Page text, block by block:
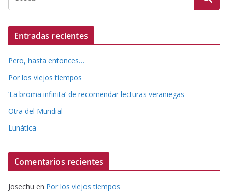
Entradas recientes
Pero, hasta entonces…
Por los viejos tiempos
‘La broma infinita’ de recomendar lecturas veraniegas
Otra del Mundial
Lunática
Comentarios recientes
Josechu en Por los viejos tiempos